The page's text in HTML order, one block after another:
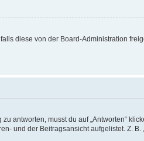
diese von der Board-Administration
antworten, musst du auf „Antworten“
und der Beitragsansicht aufgelistet. Z. B.